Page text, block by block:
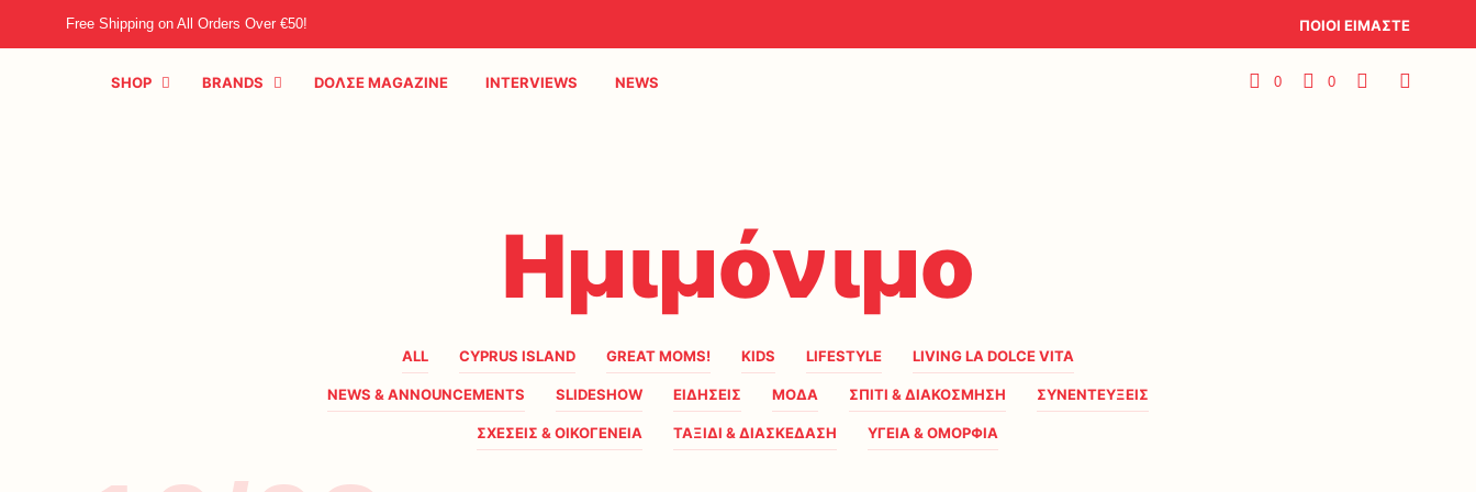
Free Shipping on All Orders Over €50! ΠΟΙΟΙ ΕΙΜΑΣΤΕ
SHOP BRANDS DOΛΣE MAGAZINE INTERVIEWS NEWS 0 0
Ημιμόνιμο
ALL CYPRUS ISLAND GREAT MOMS! KIDS LIFESTYLE LIVING LA DOLCE VITA
NEWS & ANNOUNCEMENTS SLIDESHOW ΕΙΔΗΣΕΙΣ ΜΟΔΑ ΣΠΙΤΙ & ΔΙΑΚΟΣΜΗΣΗ ΣΥΝΕΝΤΕΥΞΕΙΣ
ΣΧΕΣΕΙΣ & ΟΙΚΟΓΕΝΕΙΑ ΤΑΞΙΔΙ & ΔΙΑΣΚΕΔΑΣΗ ΥΓΕΙΑ & ΟΜΟΡΦΙΑ